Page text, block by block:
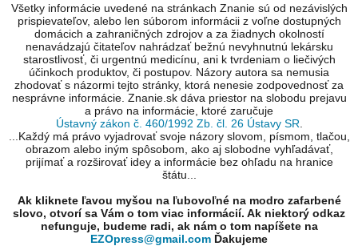
Všetky informácie uvedené na stránkach Znanie sú od nezávislých
prispievateľov, alebo len súborom informácii z voľne dostupných
domácich a zahraničných zdrojov a za žiadnych okolností
nenavádzajú čitateľov nahrádzať bežnú nevyhnutnú lekársku
starostlivosť, či urgentnú medicínu, ani k tvrdeniam o liečivých
účinkoch produktov, či postupov. Názory autora sa nemusia
zhodovať s názormi tejto stránky, ktorá nenesie zodpovednosť za
nesprávne informácie. Znanie.sk dáva priestor na slobodu prejavu
a právo na informácie, ktoré zaručuje
Ústavný zákon č. 460/1992 Zb. čl. 26 Ústavy SR
...Každý má právo vyjadrovať svoje názory slovom, písmom, tlačou,
obrazom alebo iným spôsobom, ako aj slobodne vyhľadávať,
prijímať a rozširovať idey a informácie bez ohľadu na hranice
štátu...
Ak kliknete ľavou myšou na ľubovoľné na modro zafarbené
slovo, otvorí sa Vám o tom viac informácií. Ak niektorý odkaz
nefunguje, budeme radi, ak nám o tom napíšete na
EZOpress@gmail.com Ďakujeme